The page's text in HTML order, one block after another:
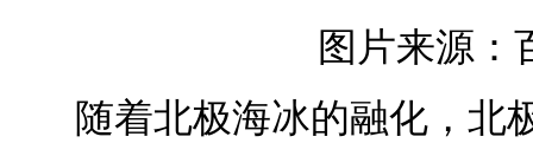
图片来源：
随着北极海冰的融化，北